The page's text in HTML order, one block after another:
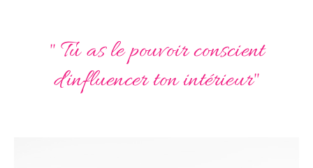
" Tu as le pouvoir conscient
d'influencer ton intérieur"